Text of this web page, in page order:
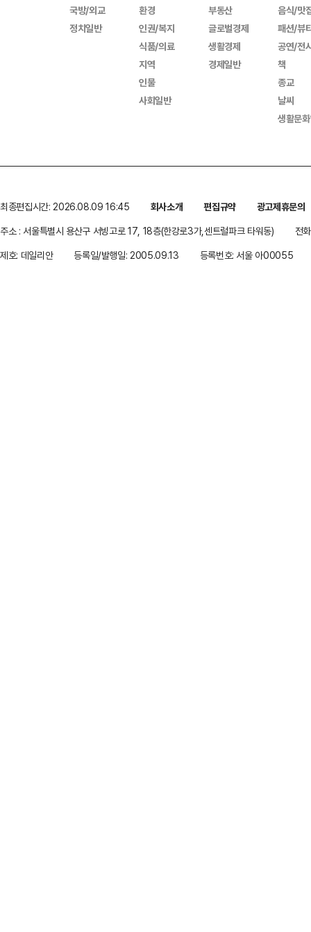
국방/외교
정치일반
환경
인권/복지
식품/의료
지역
인물
사회일반
부동산
글로벌경제
생활경제
경제일반
음식/맛
패션/뷰
공연/전
책
종교
날씨
생활문
최종편집시간: 2026.08.09 16:45 회사소개 편집규약
광고제휴문의
주소 : 서울특별시 용산구 서빙고로 17, 18층(한강로3가,센트럴파크 타워동)
전
제호: 데일리안
등록일/발행일: 2005.09.13 등록번호: 서울 아00055